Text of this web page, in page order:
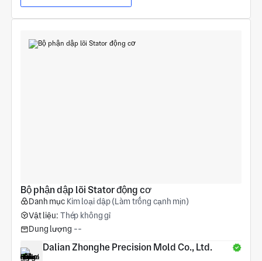
Bộ phận dập lõi Stator động cơ
Danh mục Kim loại dập (Làm trống cạnh mịn)
Vật liệu: Thép không gỉ
Dung lượng --
Dalian Zhonghe Precision Mold Co., Ltd.